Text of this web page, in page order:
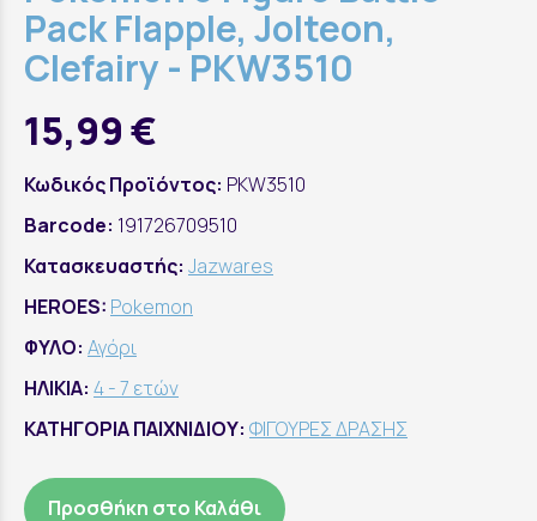
Pack Flapple, Jolteon,
Clefairy - PKW3510
15,99 €
Κωδικός Προϊόντος: PKW3510
Barcode: 191726709510
Κατασκευαστής: Jazwares
HEROES: Pokemon
ΦΥΛΟ: Αγόρι
ΗΛΙΚΙΑ: 4 - 7 ετών
ΚΑΤΗΓΟΡΙΑ ΠΑΙΧΝΙΔΙΟΥ: ΦΙΓΟΥΡΕΣ ΔΡΑΣΗΣ
Προσθήκη στο Καλάθι